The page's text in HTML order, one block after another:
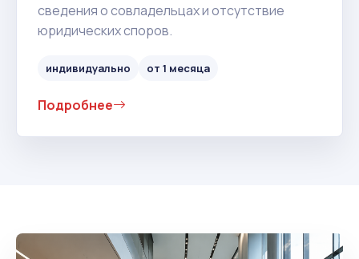
сведения о совладельцах и отсутствие
юридических споров.
индивидуально от 1 месяца
Подробнее